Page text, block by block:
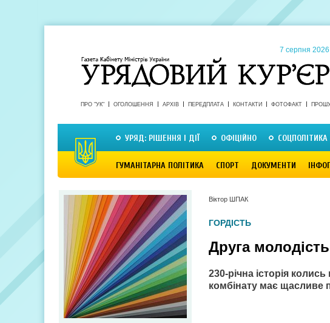
7 серпня 2026
ПРО "УК" ОГОЛОШЕННЯ АРХІВ ПЕРЕДПЛАТА КОНТАКТИ ФОТОФАКТ
УРЯД: РІШЕННЯ І ДІЇ ОФІЦІЙНО СОЦПОЛІТИКА
ГУМАНІТАРНА ПОЛІТИКА СПОРТ ДОКУМЕНТИ
Віктор ШПАК
ГОРДІСТЬ
Друга
230-річна історія
комбінату має щасливе